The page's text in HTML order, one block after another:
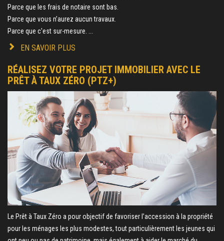
Parce que les frais de notaire sont bas.
Parce que vous n’aurez aucun travaux.
Parce que c'est sur-mesure. ...
EN SAVOIR PLUS
RÉALISEZ VOTRE PROJET IMMOBILIER AVEC LE
PRÊT À TAUX ZÉRO (PTZ+)
Le Prêt à Taux Zéro a pour objectif de favoriser l’accession à la propriété
pour les ménages les plus modestes, tout particulièrement les jeunes qui